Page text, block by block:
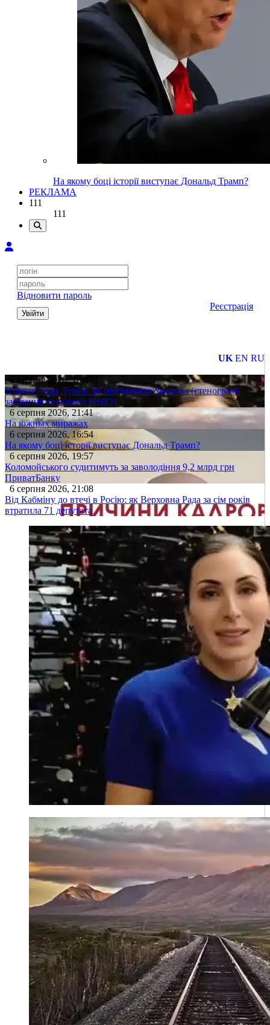
На якому боці історії виступає Дональд Трамп?
РЕКЛАМА
111
111
Відновити пароль
Увійти
Реєстрація
UK EN RU
6 серпня 2026, 18:47
Плівки Лори Лумер: як призначали Умерова (стенограма
засідання тіньового РНБО)
6 серпня 2026, 21:41
На южных миражах
6 серпня 2026, 16:54
На якому боці історії виступає Дональд Трамп?
6 серпня 2026, 19:57
Коломойського судитимуть за заволодіння 9,2 млрд грн
ПриватБанку
6 серпня 2026, 21:08
Від Кабміну до втечі в Росію: як Верховна Рада за сім років
втратила 71 депутата